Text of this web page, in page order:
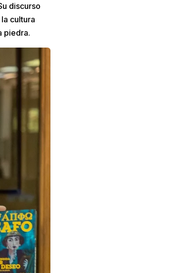
discurso
cultura
piedra.